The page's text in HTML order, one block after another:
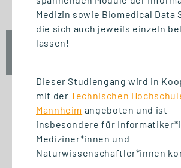
Fr., 25. September 2026
START STUDIENGANG
Unternehmensführung
Medizin sowie Biomedical Data
die sich auch jeweils einzeln
lassen!
Dieser Studiengang wird in
mit derTechnischen
Mannheim angeboten und ist
insbesondere für
Mediziner*innen und
Naturwissenschaftler*innen